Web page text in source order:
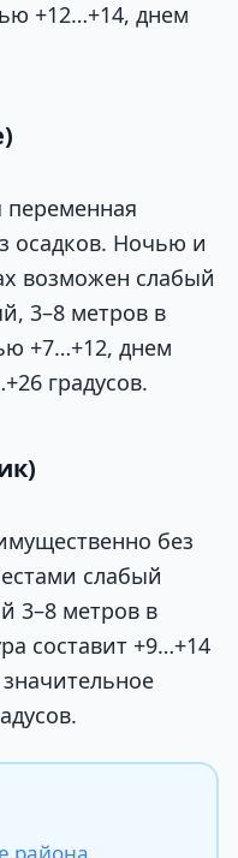
+12…+14, днем
переменная
осадков. Ночью и
возможен слабый
3–8 метров в
+7…+12, днем
градусов.
без
слабый
3–8 метров в
составит +9…+14